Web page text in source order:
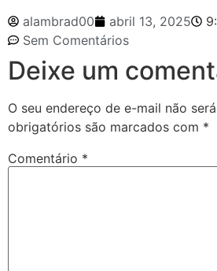
alambrad00
abril 13, 2025
Sem Comentários
Deixe um
O seu endereço de e-mail não
obrigatórios são marcados com *
Comentário *